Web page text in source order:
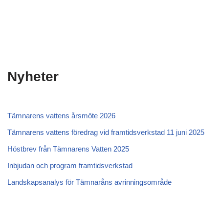
Nyheter
Tämnarens vattens årsmöte 2026
Tämnarens vattens föredrag vid framtidsverkstad 11 juni 2025
Höstbrev från Tämnarens Vatten 2025
Inbjudan och program framtidsverkstad
Landskapsanalys för Tämnaråns avrinningsområde